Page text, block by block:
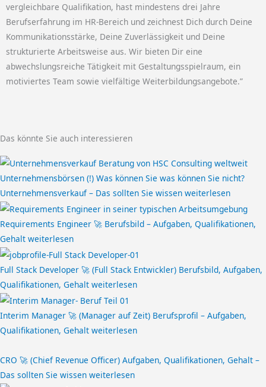
vergleichbare Qualifikation, hast mindestens drei Jahre
Berufserfahrung im HR-Bereich und zeichnest Dich durch Deine
Kommunikationsstärke, Deine Zuverlässigkeit und Deine
strukturierte Arbeitsweise aus. Wir bieten Dir eine
abwechslungsreiche Tätigkeit mit Gestaltungsspielraum, ein
motiviertes Team sowie vielfältige Weiterbildungsangebote.”
Das könnte Sie auch interessieren
Unternehmensbörsen (!) Was können Sie was können Sie nicht?
Unternehmensverkauf – Das sollten Sie wissen weiterlesen
Requirements Engineer 🚀 Berufsbild – Aufgaben, Qualifikationen,
Gehalt weiterlesen
Full Stack Developer 🚀 (Full Stack Entwickler) Berufsbild, Aufgaben,
Qualifikationen, Gehalt weiterlesen
Interim Manager 🚀 (Manager auf Zeit) Berufsprofil – Aufgaben,
Qualifikationen, Gehalt weiterlesen
CRO 🚀 (Chief Revenue Officer) Aufgaben, Qualifikationen, Gehalt –
Das sollten Sie wissen weiterlesen